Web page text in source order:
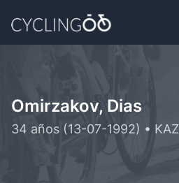
Omirzakov, Dias
34 años (13-07-1992) • KAZ